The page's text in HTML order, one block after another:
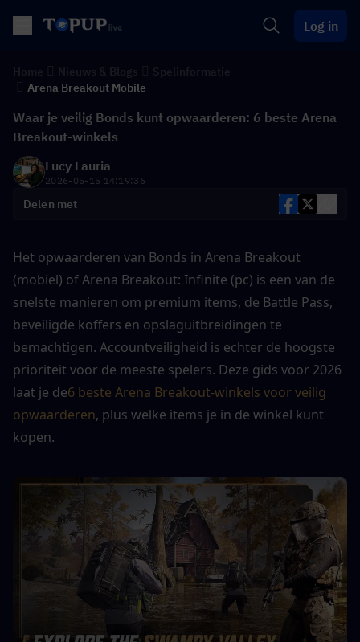
Log in
Arena Breakout Mobile
Waar je veilig Bonds kunt opwaarderen: 6 beste Arena
Breakout-winkels
Lucy Lauria
2026-05-15 14:19:36
Delen met
Het opwaarderen van Bonds in Arena Breakout
(mobiel) of Arena Breakout: Infinite (pc) is een van de
snelste manieren om premium items, de Battle Pass,
beveiligde koffers en opslaguitbreidingen te
bemachtigen. Accountveiligheid is echter de hoogste
prioriteit voor de meeste spelers. Deze gids voor 2026
laat je de6 beste Arena Breakout-winkels voor veilig
opwaarderen, plus welke items je in de winkel kunt
kopen.